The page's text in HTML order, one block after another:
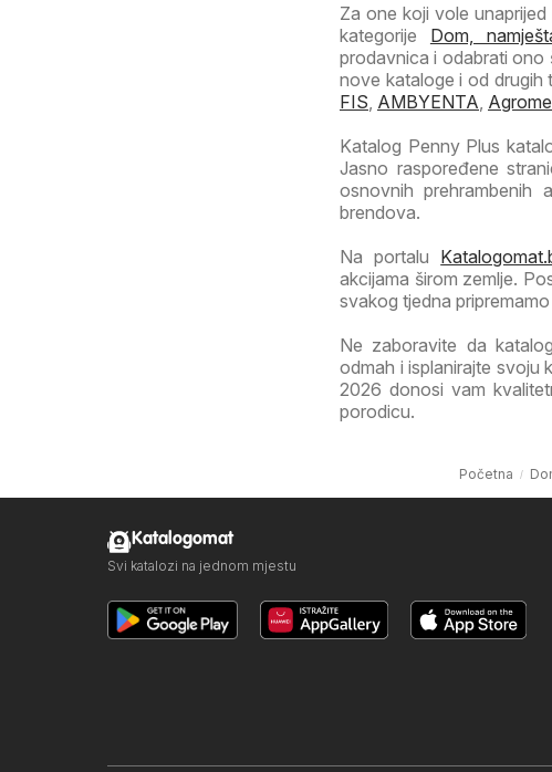
Za one koji vole
kategorije Dom,
prodavnica i odabrati ono
nove kataloge i od drugih
FIS AMBYENTA
Katalog Penny Plus
Jasno raspoređene
osnovnih prehrambenih
brendova.
Na portalu
akcijama širom zemlje.
svakog tjedna
Ne zaboravite da
odmah i isplanirajte svoju
2026 donosi vam
porodicu.
Početna
Katalogomat
Svi katalozi na jednom mjestu